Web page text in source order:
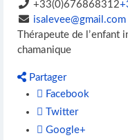
+33(0)676868312
isalevee@gmail.com
Thérapeute de
chamanique
Partager
Facebook
Twitter
Google+